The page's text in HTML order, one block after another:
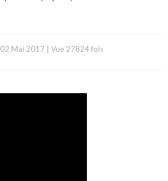
02 Mai 2017 Vue 27824 fois